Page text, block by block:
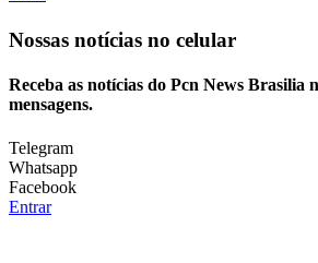
Nossas notícias no celular
Receba as notícias do Pcn News Brasilia
mensagens.
Telegram
Whatsapp
Facebook
Entrar